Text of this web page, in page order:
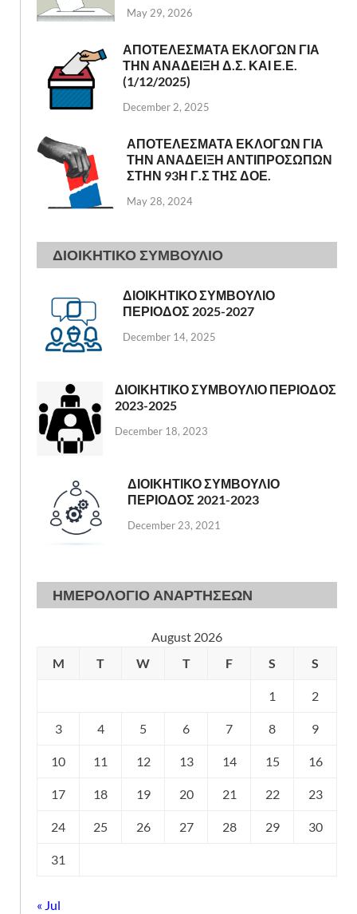
May 29, 2026
ΑΠΟΤΕΛΕΣΜΑΤΑ ΕΚΛΟΓΩΝ ΓΙΑ
ΤΗΝ ΑΝΑΔΕΙΞΗ Δ.Σ. ΚΑΙ Ε.Ε.
(1/12/2025)
December 2, 2025
ΑΠΟΤΕΛΕΣΜΑΤΑ ΕΚΛΟΓΩΝ ΓΙΑ
ΤΗΝ ΑΝΑΔΕΙΞΗ ΑΝΤΙΠΡΟΣΩΠΩΝ
ΣΤΗΝ 93Η Γ.Σ ΤΗΣ ΔΟΕ.
May 28, 2024
ΔΙΟΙΚΗΤΙΚΟ ΣΥΜΒΟΥΛΙΟ
ΔΙΟΙΚΗΤΙΚΟ ΣΥΜΒΟΥΛΙΟ
ΠΕΡΙΟΔΟΣ 2025-2027
December 14, 2025
ΔΙΟΙΚΗΤΙΚΟ ΣΥΜΒΟΥΛΙΟ ΠΕΡΙΟΔΟΣ
2023-2025
December 18, 2023
ΔΙΟΙΚΗΤΙΚΟ ΣΥΜΒΟΥΛΙΟ
ΠΕΡΙΟΔΟΣ 2021-2023
December 23, 2021
ΗΜΕΡΟΛΟΓΙΟ ΑΝΑΡΤΗΣΕΩΝ
August 2026
M
T W T F S S
1 2
3 4 5 6 7 8 9
10 11 12 13 14 15 16
17 18 19 20 21 22 23
24 25 26 27 28 29 30
31
« Jul